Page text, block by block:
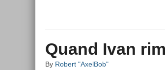
Quand Ivan
By Robert "AxelBob"